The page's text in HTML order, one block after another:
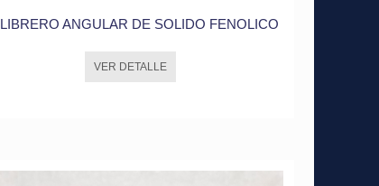
LIBRERO ANGULAR DE SOLIDO FENOLICO
VER DETALLE